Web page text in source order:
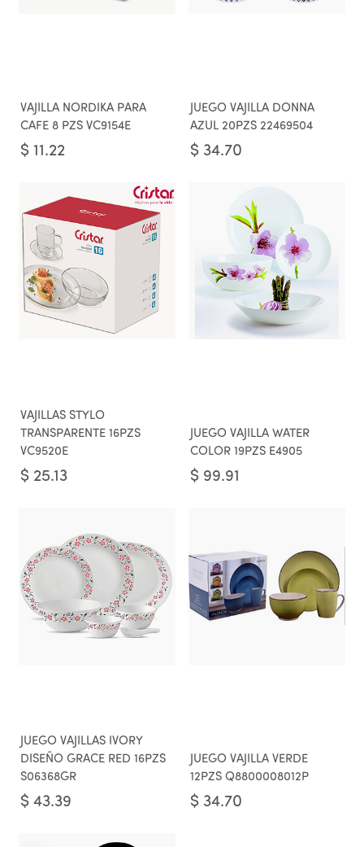
VAJILLA NORDIKA PARA
CAFE 8 PZS VC9154E
$ 11.22
JUEGO VAJILLA DONNA
AZUL 20PZS 22469504
$ 34.70
VAJILLAS STYLO
TRANSPARENTE 16PZS
VC9520E
$ 25.13
JUEGO VAJILLA WATER
COLOR 19PZS E4905
$ 99.91
JUEGO VAJILLAS IVORY
DISEÑO GRACE RED 16PZS
S06368GR
$ 43.39
JUEGO VAJILLA VERDE
12PZS Q8800008012P
$ 34.70